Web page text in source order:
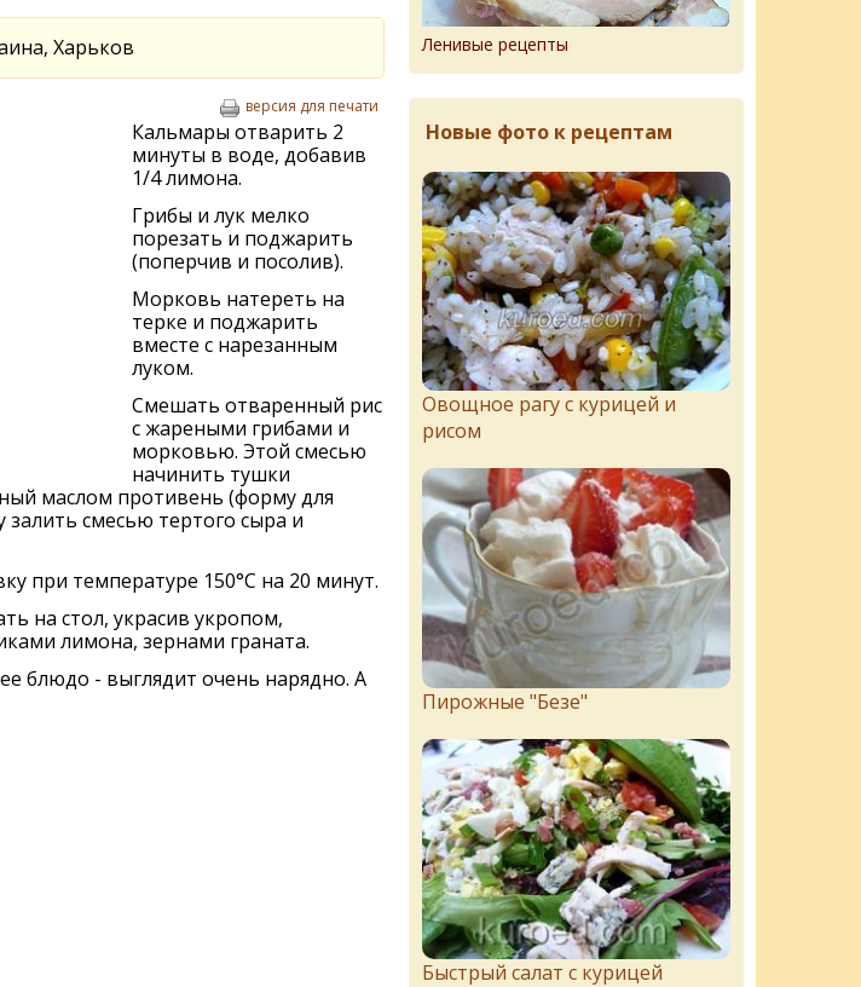
Харьков
версия для печати
Кальмары отварить 2
минуты в воде, добавив
1/4 лимона.
Грибы и лук мелко
порезать и поджарить
(поперчив и посолив).
Морковь натереть на
терке и поджарить
вместе с нарезанным
луком.
Смешать отваренный рис
с жареными грибами и
морковью. Этой смесью
начинить тушки
маслом противень (форму для
залить смесью тертого сыра и
при температуре 150°С на 20 минут.
на стол, украсив укропом,
лимона, зернами граната.
блюдо - выглядит очень нарядно. А
Ленивые рецепты
Новые фото к рецептам
Овощное рагу с курицей и
рисом
Пирожныe "Бeзe"
Быстрый салат с курицей